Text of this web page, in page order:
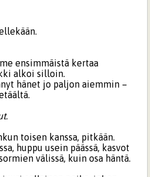
ensimmäistä kertaa
alkoi silloin.
hänet jo paljon aiemmin –
toisen kanssa, pitkään.
huppu usein päässä, kasvot
välissä, kuin osa häntä.